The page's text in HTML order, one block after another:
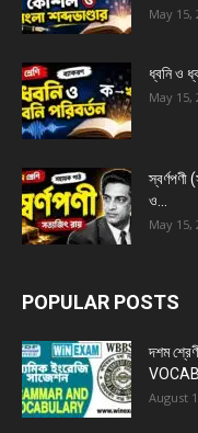
May 15,
ধ্বনি ও
May 15,
স্বর্ণপণী
ও...
May 15,
POPULAR POSTS
দশম
August